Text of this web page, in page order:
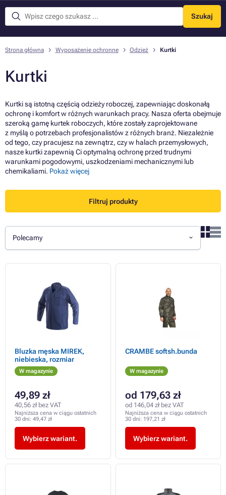
Szukaj
Menu
Strona główna Wyposażenie ochronne Odzież Kurtki
Kurtki
Kurtki są istotną częścią odzieży roboczej, zapewniając doskonałą
ochronę i komfort w różnych warunkach pracy. Nasza oferta obejmuje
szeroką gamę kurtek roboczych, które zostały zaprojektowane
z myślą o potrzebach profesjonalistów z różnych branż. Niezależnie
od tego, czy pracujesz na zewnątrz, czy w halach przemysłowych,
nasze kurtki zapewnią Ci optymalną ochronę przed trudnymi
warunkami pogodowymi, uszkodzeniami mechanicznymi lub
chemikaliami. Pokaż więcej
Filtruj produkty
Polecamy
Bluzka męska MIREK,
niebieska, rozmiar
W magazynie
49,89 zł
40,56 zł bez VAT
Najniższa cena w ciągu ostatnich
30 dni: 49,47 zł
Wybierz wariant.
CRAMBE softsh.bunda
W magazynie
od 179,63 zł
od 146,04 zł bez VAT
Najniższa cena w ciągu ostatnich
30 dni: 197,21 zł
Wybierz wariant.